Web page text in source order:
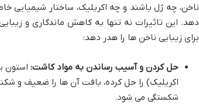
ناخن، چه ژل باشند و چه اکریلیک، ساختار شیمیایی
دهد. این تاثیرات نه تنها به کاهش ماندگاری و
برای زیبایی ناخن ها را هدر دهد:
حل کردن و آسیب رساندن به مواد کاشت: استون
اکریلیک) را حل کرده، بافت آن ها را ضعیف و
شکستگی می شود.